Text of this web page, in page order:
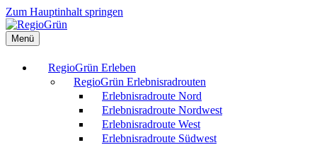
Zum Hauptinhalt springen
Menü
RegioGrün Erleben
RegioGrün Erlebnisradrouten
Erlebnisradroute Nord
Erlebnisradroute Nordwest
Erlebnisradroute West
Erlebnisradroute Südwest